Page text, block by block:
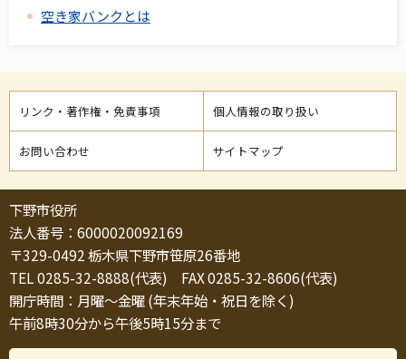
空き家バンクとは
リンク・著作権・免責事項 個人情報の取り扱い
お問い合わせ サイトマップ
下野市役所
法人番号：6000020092169
〒329-0492 栃木県下野市笹原26番地
TEL 0285-32-8888(代表) FAX 0285-32-8606(代表)
開庁時間：月曜～金曜 (年末年始・祝日を除く)
午前8時30分から午後5時15分まで